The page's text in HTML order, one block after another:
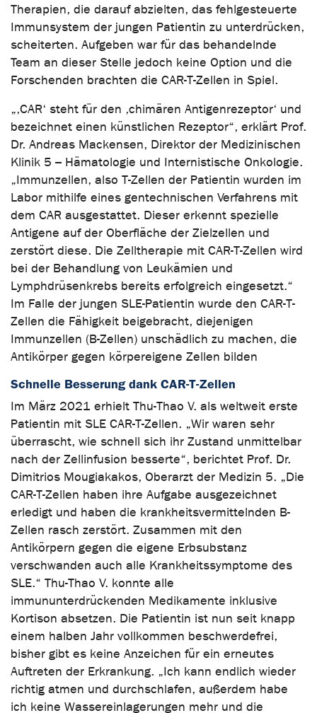
Therapien, die darauf abzielten, das fehlgesteuerte
Immunsystem der jungen Patientin zu unterdrücken,
scheiterten. Aufgeben war für das behandelnde
Team an dieser Stelle jedoch keine Option und die
Forschenden brachten die CAR-T-Zellen in Spiel.
„‚CAR‘ steht für den ‚chimären Antigenrezeptor‘ und
bezeichnet einen künstlichen Rezeptor“, erklärt Prof.
Dr. Andreas Mackensen, Direktor der Medizinischen
Klinik 5 – Hämatologie und Internistische Onkologie.
„Immunzellen, also T-Zellen der Patientin wurden im
Labor mithilfe eines gentechnischen Verfahrens mit
dem CAR ausgestattet. Dieser erkennt spezielle
Antigene auf der Oberfläche der Zielzellen und
zerstört diese. Die Zelltherapie mit CAR-T-Zellen wird
bei der Behandlung von Leukämien und
Lymphdrüsenkrebs bereits erfolgreich eingesetzt.“
Im Falle der jungen SLE-Patientin wurde den CAR-T-
Zellen die Fähigkeit beigebracht, diejenigen
Immunzellen (B-Zellen) unschädlich zu machen, die
Antikörper gegen körpereigene Zellen bilden
Schnelle Besserung dank CAR-T-Zellen
Im März 2021 erhielt Thu-Thao V. als weltweit erste
Patientin mit SLE CAR-T-Zellen. „Wir waren sehr
überrascht, wie schnell sich ihr Zustand unmittelbar
nach der Zellinfusion besserte“, berichtet Prof. Dr.
Dimitrios Mougiakakos, Oberarzt der Medizin 5. „Die
CAR-T-Zellen haben ihre Aufgabe ausgezeichnet
erledigt und haben die krankheitsvermittelnden B-
Zellen rasch zerstört. Zusammen mit den
Antikörpern gegen die eigene Erbsubstanz
verschwanden auch alle Krankheitssymptome des
SLE.“ Thu-Thao V. konnte alle
immununterdrückenden Medikamente inklusive
Kortison absetzen. Die Patientin ist nun seit knapp
einem halben Jahr vollkommen beschwerdefrei,
bisher gibt es keine Anzeichen für ein erneutes
Auftreten der Erkrankung. „Ich kann endlich wieder
richtig atmen und durchschlafen, außerdem habe
ich keine Wassereinlagerungen mehr und die